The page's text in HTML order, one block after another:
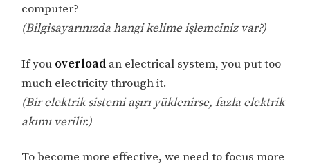
computer?
(Bilgisayarınızda hangi kelime işlemciniz var?)
If you overload an electrical system, you put too
much electricity through it.
(Bir elektrik sistemi aşırı yüklenirse, fazla elektrik
akımı verilir.)
To become more effective, we need to focus more